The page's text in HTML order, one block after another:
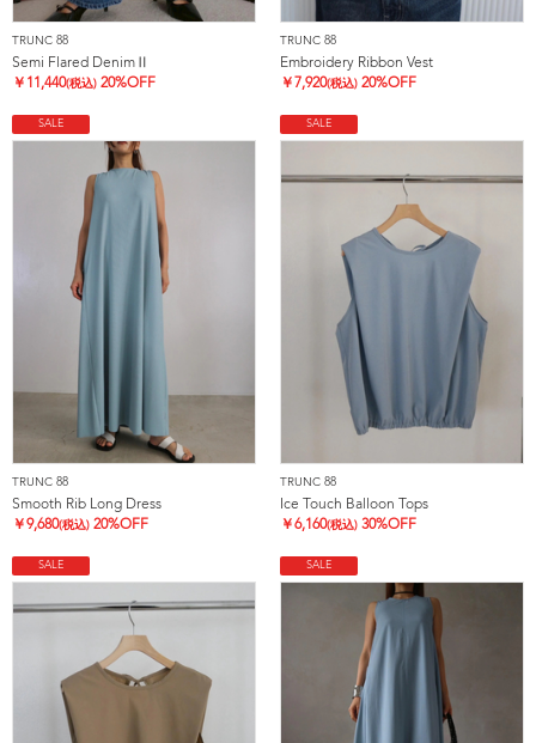
TRUNC 88
Semi Flared DenimⅡ
￥ 11,440(税込) 20%OFF
TRUNC 88
Embroidery Ribbon Vest
￥ 7,920(税込) 20%OFF
SALE
TRUNC 88
Smooth Rib Long Dress
￥9,680(税込) 20%OFF
SALE
TRUNC 88
Ice Touch Balloon Tops
￥6,160(税込) 30%OFF
SALE SALE